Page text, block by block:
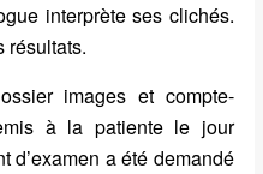
interprète ses clichés.
résultats.
images et compte-
à la patiente le jour
d’examen a été demandé